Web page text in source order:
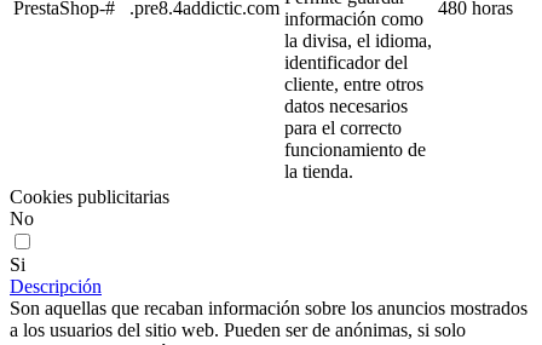
PrestaShop-# .pre8.4addictic.com
información como
la divisa, el idioma,
identificador del
cliente, entre otros
datos necesarios
para el correcto
funcionamiento de
la tienda.
480 horas
Cookies publicitarias
No
Si
Descripción
Son aquellas que recaban información sobre los anuncios mostrados
a los usuarios del sitio web. Pueden ser de anónimas, si solo